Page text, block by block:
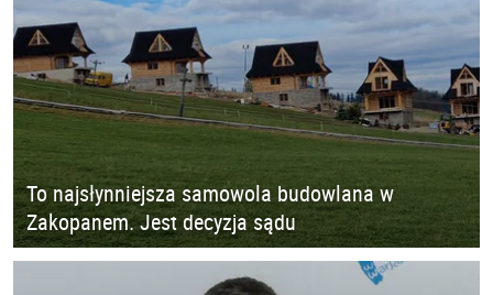
To najsłynniejsza samowola budowlana w
Zakopanem. Jest decyzja sądu